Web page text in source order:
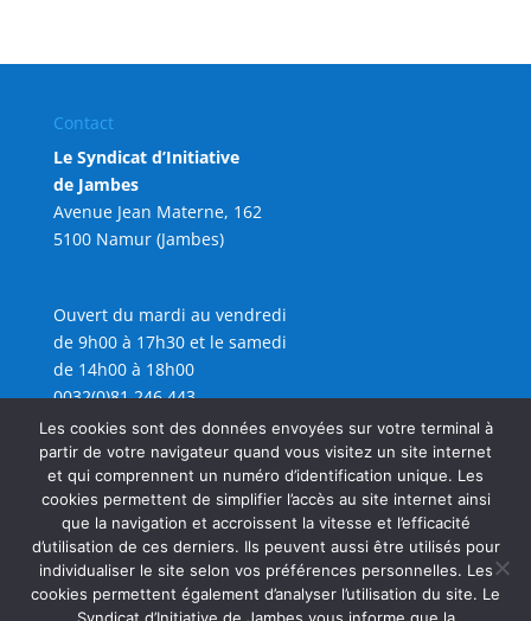
Contact
Le Syndicat d’Initiative
de Jambes
Avenue Jean Materne, 162
5100 Namur (Jambes)
Ouvert du mardi au vendredi
de 9h00 à 17h30 et le samedi
de 14h00 à 18h00
0032(0)81 246 443
info@sijambes.be
Les cookies sont des données envoyées sur votre terminal à
partir de votre navigateur quand vous visitez un site internet
et qui comprennent un numéro d’identification unique. Les
cookies permettent de simplifier l’accès au site internet ainsi
que la navigation et accroissent la vitesse et l’efficacité
d’utilisation de ces derniers. Ils peuvent aussi être utilisés pour
individualiser le site selon vos préférences personnelles. Les
cookies permettent également d’analyser l’utilisation du site. Le